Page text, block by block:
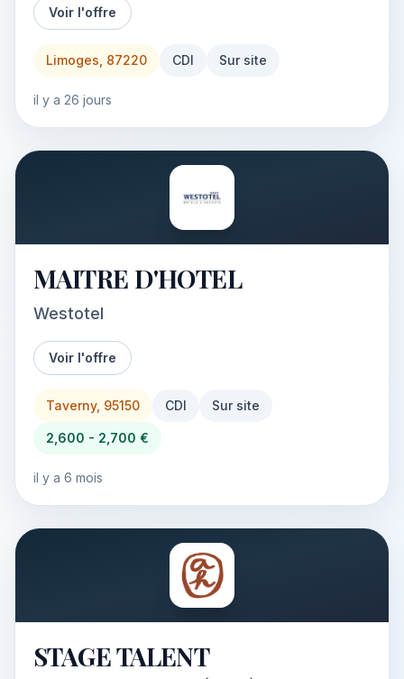
Voir l'offre
Limoges, 87220 CDI Sur site
il y a 26 jours
MAITRE D'HOTEL
Westotel
Voir l'offre
Taverny, 95150 CDI Sur site
2,600 - 2,700 €
il y a 6 mois
STAGE TALENT